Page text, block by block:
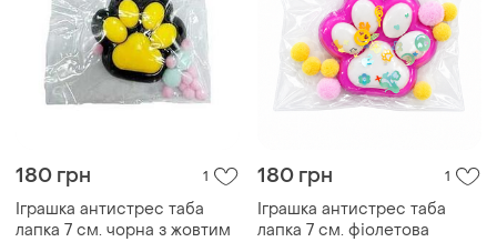
180 грн 1
Іграшка антистрес таба
лапка 7 см. чорна з жовтим
180 грн 1
Іграшка антистрес таба
лапка 7 см. фіолетова